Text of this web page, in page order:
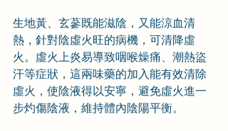
生地黃、玄蔘既能滋陰，又能涼血清
熱，針對陰虛火旺的病機，可清降虛
火。虛火上炎易導致咽喉燥痛、潮熱盜
汗等症狀，這兩味藥的加入能有效清除
虛火，使陰液得以安寧，避免虛火進一
步灼傷陰液，維持體內陰陽平衡。